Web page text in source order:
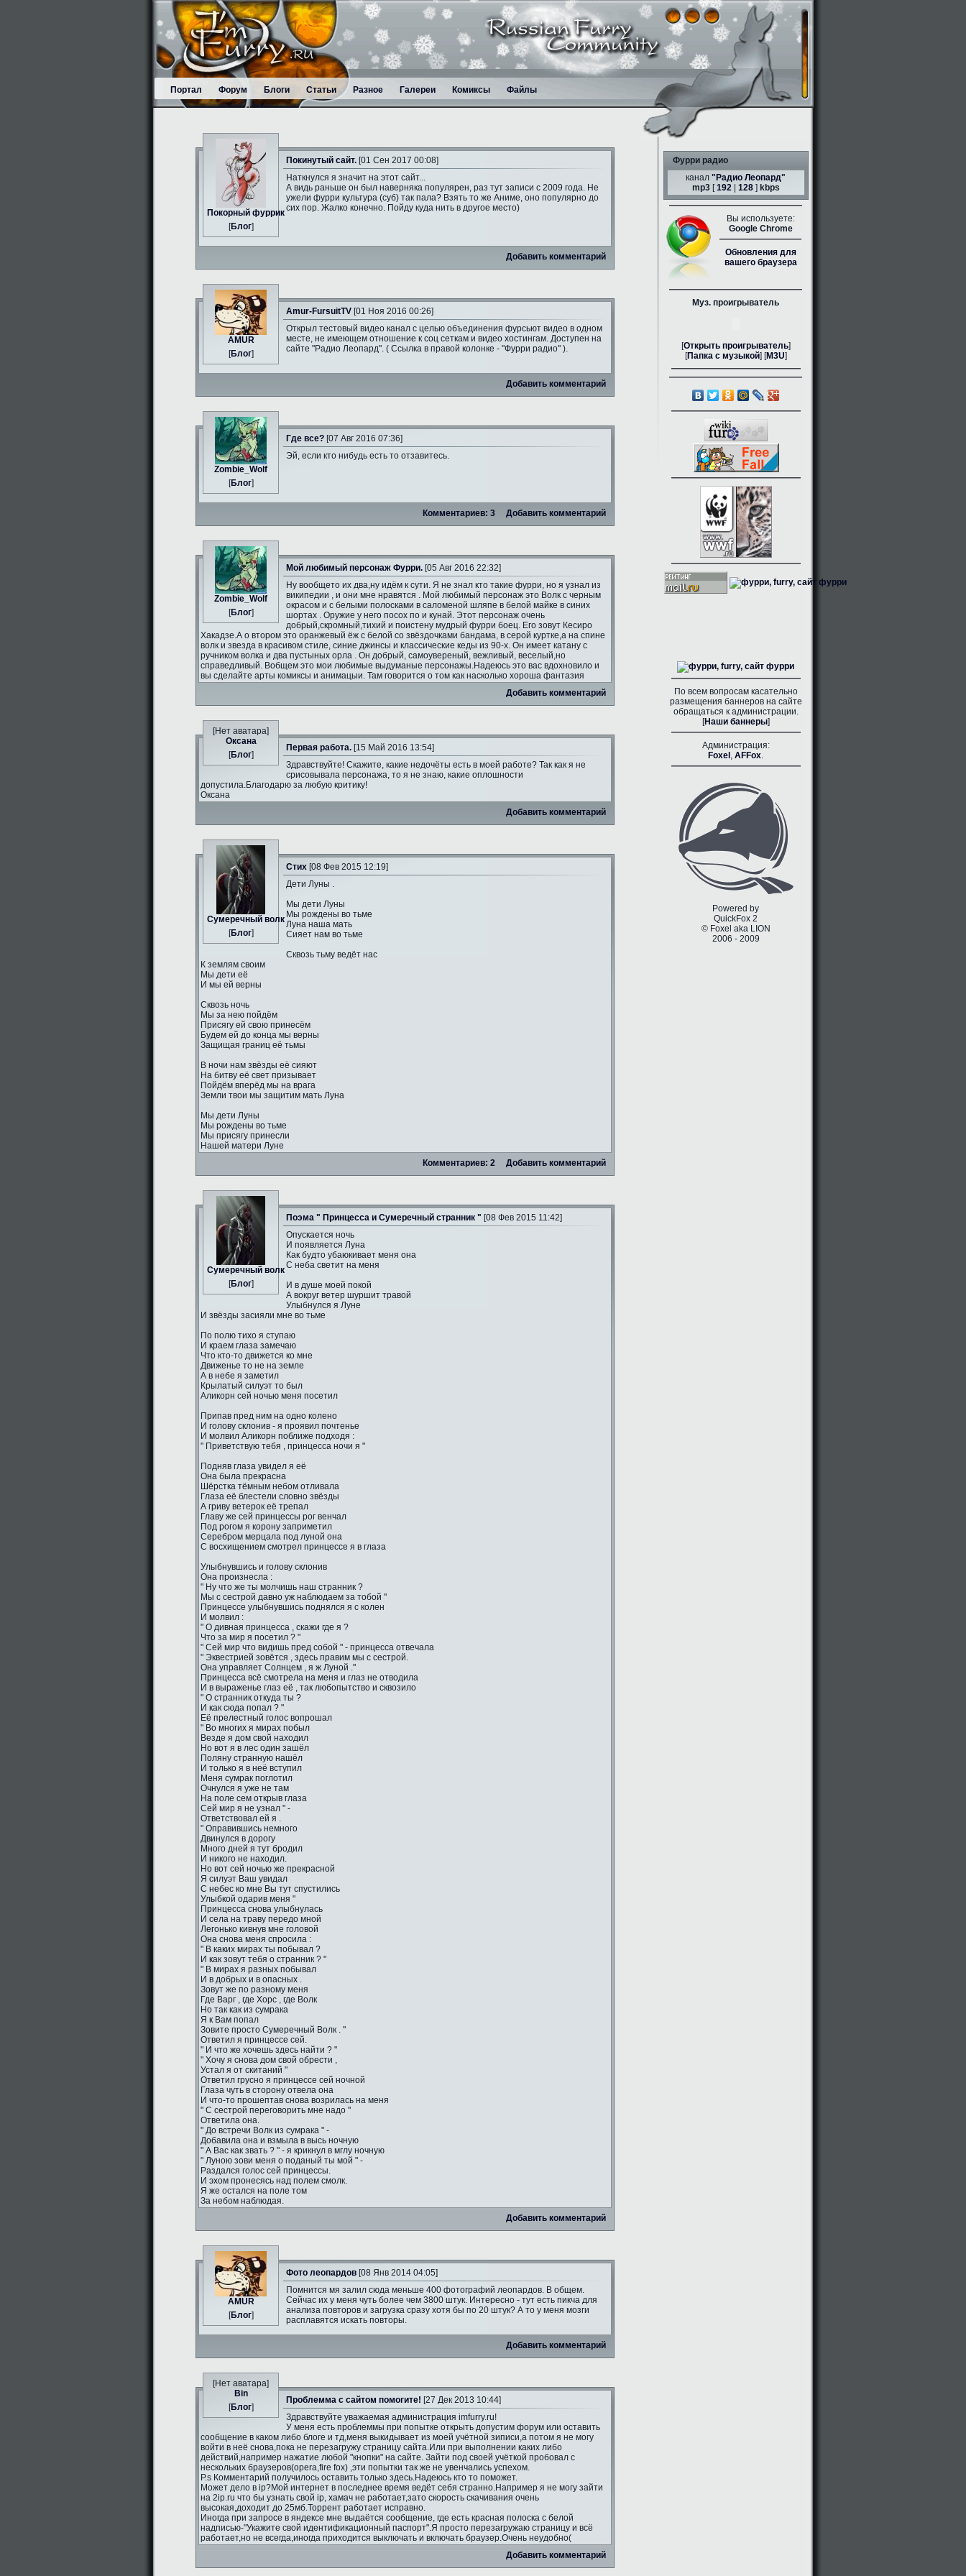
Портал Форум Блоги Статьи Разное Галереи Комиксы Файлы
Пoкорный фуррик
[Блог]
Покинутый сайт. [01 Сен 2017 00:08]
Наткнулся я значит на этот сайт...
А видь раньше он был наверняка популярен, раз тут записи с 2009 года. Не
ужели фурри культура (суб) так пала? Взять то же Аниме, оно популярно до
сих пор. Жалко конечно. Пойду куда нить в другое место)
Добавить комментарий
AMUR
[Блог]
Amur-FursuitTV [01 Ноя 2016 00:26]
Открыл тестовый видео канал с целью объединения фурсьют видео в одном
месте, не имеющем отношение к соц сеткам и видео хостингам. Доступен на
сайте "Радио Леопард". ( Ссылка в правой колонке - "Фурри радио" ).
Добавить комментарий
Zombie_Wolf
[Блог]
Где все? [07 Авг 2016 07:36]
Эй, если кто нибудь есть то отзавитесь.
Комментариев: 3 Добавить комментарий
Zombie_Wolf
[Блог]
Мой любимый персонаж Фурри. [05 Авг 2016 22:32]
Ну вообщето их два,ну идём к сути. Я не знал кто такие фурри, но я узнал из
википедии , и они мне нравятся . Мой любимый персонаж это Волк с черным
окрасом и с белыми полосками в саломеной шляпе в белой майке в синих
шортах . Оружие у него посох по и кунай. Этот персонаж очень
добрый,скромный,тихий и поистену мудрый фурри боец. Его зовут Кесиро
Хакадзе.А о втором это оранжевый ёж с белой со звёздочками бандама, в серой куртке,а на спине
волк и звезда в красивом стиле, синие джинсы и классические кеды из 90-х. Он имеет катану с
ручником волка и два пустыных орла . Он добрый, самоувереный, вежливый, веселый,но
справедливый. Вобщем это мои любимые выдуманые персонажы.Надеюсь это вас вдохновило и
вы сделайте арты комиксы и анимацыи. Там говорится о том как насколько хороша фантазия
Добавить комментарий
[Нет аватара]
Оксана
[Блог]
Первая работа. [15 Май 2016 13:54]
Здравствуйте! Скажите, какие недочёты есть в моей работе? Так как я не
срисовывала персонажа, то я не знаю, какие оплошности
допустила.Благодарю за любую критику!
Оксана
Добавить комментарий
Сумеречный волк
[Блог]
Стих [08 Фев 2015 12:19]
Дети Луны .
Мы дети Луны
Мы рождены во тьме
Луна наша мать
Сияет нам во тьме
Сквозь тьму ведёт нас
К землям своим
Мы дети её
И мы ей верны
Сквозь ночь
Мы за нею пойдём
Присягу ей свою принесём
Будем ей до конца мы верны
Защищая границ её тьмы
В ночи нам звёзды её сияют
На битву её свет призывает
Пойдём вперёд мы на врага
Земли твои мы защитим мать Луна
Мы дети Луны
Мы рождены во тьме
Мы присягу принесли
Нашей матери Луне
Комментариев: 2
Добавить комментарий
Сумеречный волк
[Блог]
Поэма " Принцесса и Сумеречный странник " [08 Фев 2015 11:42]
Опускается ночь
И появляется Луна
Как будто убаюкивает меня она
С неба светит на меня
И в душе моей покой
А вокруг ветер шуршит травой
Улыбнулся я Луне
И звёзды засияли мне во тьме
По полю тихо я ступаю
И краем глаза замечаю
Что кто-то движется ко мне
Движенье то не на земле
А в небе я заметил
Крылатый силуэт то был
Аликорн сей ночью меня посетил
Припав пред ним на одно колено
И голову склонив - я проявил почтенье
И молвил Аликорн поближе подходя :
" Приветствую тебя , принцесса ночи я "
Подняв глаза увидел я её
Она была прекрасна
Шёрстка тёмным небом отливала
Глаза её блестели словно звёзды
А гриву ветерок её трепал
Главу же сей принцессы рог венчал
Под рогом я корону заприметил
Серебром мерцала под луной она
С восхищением смотрел принцессе я в глаза
Улыбнувшись и голову склонив
Она произнесла :
" Ну что же ты молчишь наш странник ?
Мы с сестрой давно уж наблюдаем за тобой "
Принцессе улыбнувшись поднялся я с колен
И молвил :
" О дивная принцесса , скажи где я ?
Что за мир я посетил ? "
" Сей мир что видишь пред собой " - принцесса отвечала
" Эквестрией зовётся , здесь правим мы с сестрой.
Она управляет Солнцем , я ж Луной ."
Принцесса всё смотрела на меня и глаз не отводила
И в выраженье глаз её , так любопытство и сквозило
" О странник откуда ты ?
И как сюда попал ? "
Её прелестный голос вопрошал
" Во многих я мирах побыл
Везде я дом свой находил
Но вот я в лес один зашёл
Поляну странную нашёл
И только я в неё вступил
Меня сумрак поглотил
Очнулся я уже не там
На поле сем открыв глаза
Сей мир я не узнал " -
Ответствовал ей я .
" Оправившись немного
Двинулся в дорогу
Много дней я тут бродил
И никого не находил.
Но вот сей ночью же прекрасной
Я силуэт Ваш увидал
С небес ко мне Вы тут спустились
Улыбкой одарив меня "
Принцесса снова улыбнулась
И села на траву передо мной
Легонько кивнув мне головой
Она снова меня спросила :
" В каких мирах ты побывал ?
И как зовут тебя о странник ? "
" В мирах я разных побывал
И в добрых и в опасных .
Зовут же по разному меня
Где Варг , где Хорс , где Волк
Но так как из сумрака
Я к Вам попал
Зовите просто Сумеречный Волк . "
Ответил я принцессе сей.
" И что же хочешь здесь найти ? "
" Хочу я снова дом свой обрести ,
Устал я от скитаний "
Ответил грусно я принцессе сей ночной
Глаза чуть в сторону отвела она
И что-то прошептав снова возрилась на меня
" С сестрой переговорить мне надо "
Ответила она.
" До встречи Волк из сумрака " -
Добавила она и взмыла в высь ночную
" А Вас как звать ? " - я крикнул в мглу ночную
" Луною зови меня о поданый ты мой " -
Раздался голос сей принцессы.
И эхом пронесясь над полем смолк.
Я же остался на поле том
За небом наблюдая.
Добавить комментарий
AMUR
[Блог]
Фото леопардов [08 Янв 2014 04:05]
Помнится мя залил сюда меньше 400 фотографий леопардов. В общем.
Сейчас их у меня чуть более чем 3800 штук. Интересно - тут есть пикча для
анализа повторов и загрузка сразу хотя бы по 20 штук? А то у меня мозги
расплавятся искать повторы.
Добавить комментарий
[Нет аватара]
Bin
[Блог]
Проблемма с сайтом помогите! [27 Дек 2013 10:44]
Здравствуйте уважаемая администрация imfurry.ru!
У меня есть проблеммы при попытке открыть допустим форум или оставить
сообщение в каком либо блоге и тд,меня выкидывает из моей учётной зиписи,а потом я не могу
войти в неё снова,пока не перезагружу страницу сайта.Или при выполнении каких либо
действий,например нажатие любой "кнопки" на сайте. Зайти под своей учёткой пробовал с
нескольких браузеров(opera,fire fox) ,эти попытки так же не увенчались успехом.
P.s Комментарий получилось оставить только здесь.Надеюсь кто то поможет.
Может дело в ip?Мой интернет в последнее время ведёт себя странно.Например я не могу зайти
на 2ip.ru что бы узнать свой ip, хамач не работает,зато скорость скачивания очень
высокая,доходит до 25мб.Торрент работает исправно.
Иногда при запросе в яндексе мне выдаётся сообщение, где есть красная полоска с белой
надписью-"Укажите свой идентификационный паспорт".Я просто перезагружаю страницу и всё
работает,но не всегда,иногда приходится выключать и включать браузер.Очень неудобно(
Добавить комментарий
Фурри радио
канал " Радио Леопард"
mp3[192| 128] kbps
Вы используете:
Google Chrome
Обновления для
вашего браузера
Муз. проигрыватель
[Открыть проигрыватель]
[Папка с музыкой] [M3U]
По всем вопросам касательно
размещения баннеров на сайте
обращаться к администрации.
[Наши баннеры]
Администрация:
Foxel , AFFox.
Powered by
QuickFox 2
© Foxel aka LION
2006 - 2009